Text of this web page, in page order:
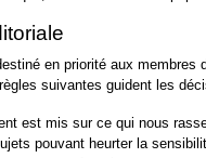
en priorité aux membres
suivantes guident les
est mis sur ce qui nous
pouvant heurter la